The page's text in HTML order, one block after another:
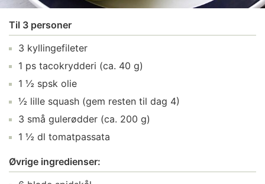
Til 3 personer
3 kyllingefileter
1 ps tacokrydderi (ca. 40 g)
1 ½ spsk olie
½ lille squash (gem resten til dag 4)
3 små gulerødder (ca. 200 g)
1 ½ dl tomatpassata
Øvrige ingredienser: